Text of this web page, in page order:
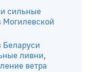
сильные
Могилевской
ливни,
ветра